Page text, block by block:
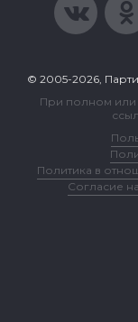
© 2005-2026,
При полном или
Политика в
Согласие